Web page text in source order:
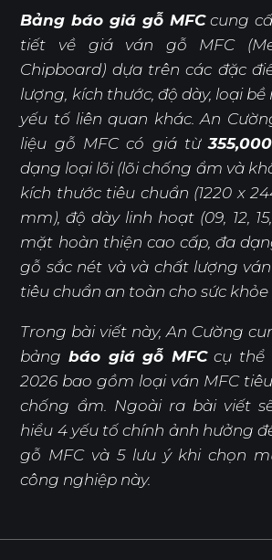
Bảng báo giá gỗ MFCcung
tiết về giá ván gỗ MFC
Chipboard) dựa trên các đặc
lượng, kích thước, độ dày, loại
yếu tố liên quan khác. An
liệu gỗ MFC có giá từ
dạng loại lõi (lõi chống ẩm và
kích thước tiêu chuẩn (1220 x
mm), độ dày linh hoạt (09, 12,
mặt hoàn thiện cao cấp, đa
gỗ sắc nét và và chất lượng
tiêu chuẩn an toàn cho sức
Trong bài viết này, An Cường
bảng báo giá gỗ MFCcụ thể
2026 bao gồm loại ván MFC
chống ẩm. Ngoài ra bài viết
hiểu 4 yếu tố chính ảnh hưởng
gỗ MFC và 5 lưu ý khi chọn
công nghiệp này.